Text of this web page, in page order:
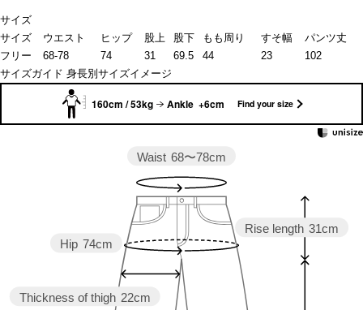
サイズ
サイズ
ウエスト ヒップ 股上 股下 もも周り すそ幅
パンツ丈
フリー
68-78 74 31 69.5 44 23
102
サイズガイド 身長別サイズイメージ
160cm / 53kg Ankle +6cm Find your size
Rise length 31cm
Thickness of thigh 22cm
Hip 74cm
Waist 68〜78cm